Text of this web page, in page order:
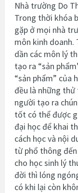
Nhà trường Do
Trong thời khóa
gặp ở mọi nhà
môn kinh doanh.
dần các môn lý
tạo ra “sản
“sản phẩm” của
đều là những
người tạo ra
tốt có thể được
đại học để khai
cách học và nội
từ phổ thông
cho học sinh lý
đời thì lóng
có khi lại còn